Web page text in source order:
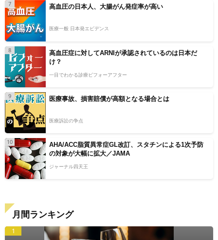
7 高血圧の日本人、大腸がん発症率が高い
医療一般 日本発エビデンス
8
高血圧症に対してARNIが承認されているのは日本だ
け？
一目でわかる診療ビフォーアフター
9 医療事故、損害賠償が高額となる場合とは
医療訴訟の争点
10
AHA/ACC脂質異常症GL改訂、スタチンによる1次予防
の対象が大幅に拡大／JAMA
ジャーナル四天王
月間ランキング
1